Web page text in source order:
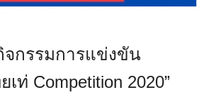
กรรมการแข่งขัน
เท่ Competition 2020”